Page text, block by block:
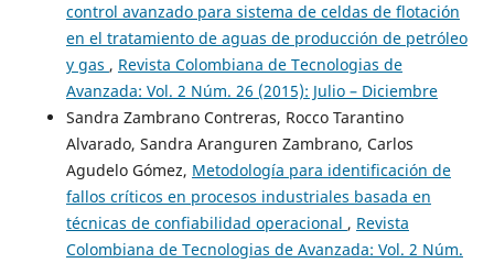
control avanzado para sistema de celdas de flotación
en el tratamiento de aguas de producción de petróleo
y gas , Revista Colombiana de Tecnologias de
Avanzada: Vol. 2 Núm. 26 (2015): Julio – Diciembre
Sandra Zambrano Contreras, Rocco Tarantino
Alvarado, Sandra Aranguren Zambrano, Carlos
Agudelo Gómez, Metodología para identificación de
fallos críticos en procesos industriales basada en
técnicas de confiabilidad operacional , Revista
Colombiana de Tecnologias de Avanzada: Vol. 2 Núm.